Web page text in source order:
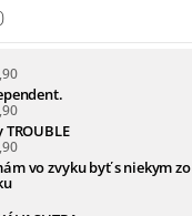
TROUBLE
vo zvyku byť s niekym zo